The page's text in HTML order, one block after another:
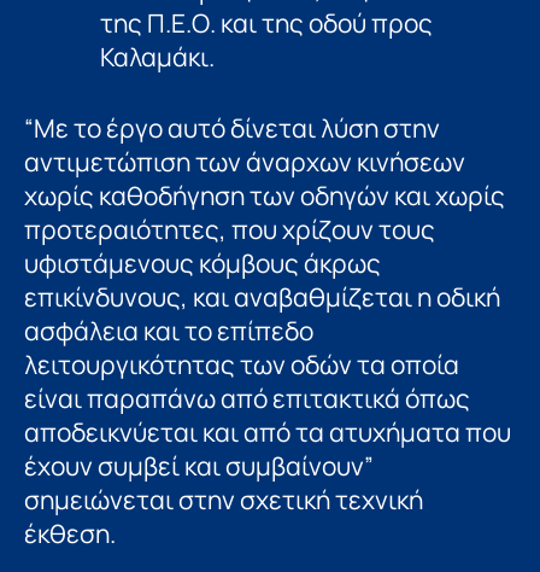
της Π.Ε.Ο. και της οδού προς
Καλαμάκι.
“Με το έργο αυτό δίνεται λύση στην
αντιμετώπιση των άναρχων κινήσεων
χωρίς καθοδήγηση των οδηγών και χωρίς
προτεραιότητες, που χρίζουν τους
υφιστάμενους κόμβους άκρως
επικίνδυνους, και αναβαθμίζεται η οδική
ασφάλεια και το επίπεδο
λειτουργικότητας των οδών τα οποία
είναι παραπάνω από επιτακτικά όπως
αποδεικνύεται και από τα ατυχήματα που
έχουν συμβεί και συμβαίνουν”
σημειώνεται στην σχετική τεχνική
έκθεση.